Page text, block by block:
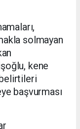
solmayan
kene
başvurması